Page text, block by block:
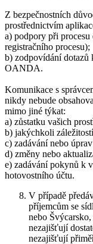
Z bezpečnostních
prostřednictvím
a) podpory při
registračního procesu);
b) zodpovídání dotazů
OANDA.
Komunikace s
nikdy nebude
mimo jiné týkat:
a) zůstatku vašich
b) jakýchkoli
c) zadávání nebo
d) změny nebo
e) zadávání pokynů k
hotovostního účtu.
V případě
příjemcům se
nebo
nezajišťují
nezajišťují